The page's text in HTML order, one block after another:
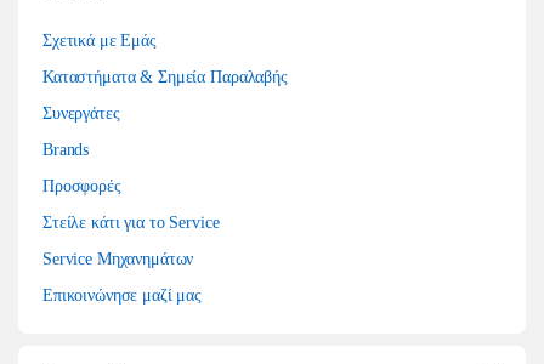
Σχετικά με Εμάς
Καταστήματα & Σημεία Παραλαβής
Συνεργάτες
Brands
Προσφορές
Στείλε κάτι για το Service
Service Μηχανημάτων
Επικοινώνησε μαζί μας